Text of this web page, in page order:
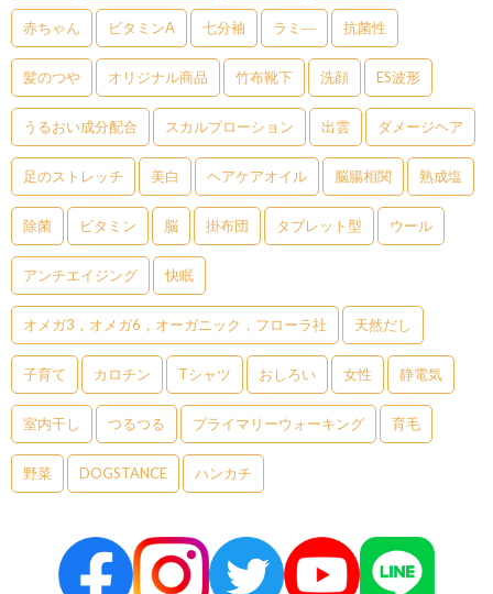
赤ちゃん ビタミンA 七分袖 ラミ― 抗菌性
髪のつや オリジナル商品 竹布靴下 洗顔 ES波形
うるおい成分配合 スカルプローション 出雲 ダメージヘア
足のストレッチ 美白 ヘアケアオイル 脳腸相関 熟成塩
除菌 ビタミン 脳 掛布団 タブレット型 ウール
アンチエイジング 快眠
オメガ3，オメガ6，オーガニック，フローラ社 天然だし
子育て カロチン Tシャツ おしろい 女性 静電気
室内干し つるつる プライマリーウォーキング 育毛
野菜 DOGSTANCE ハンカチ